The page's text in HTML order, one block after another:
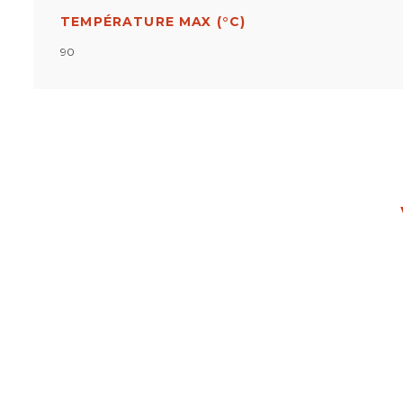
TEMPÉRATURE MAX (°C)
90